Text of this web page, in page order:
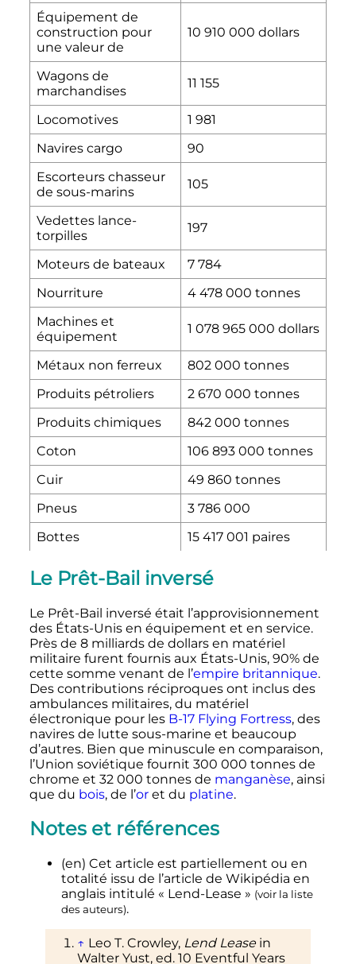
Équipement de
construction pour
une valeur de
10 910 000 dollars
Wagons de
marchandises
11 155
Locomotives
1 981
Navires cargo
90
Escorteurs chasseur
de sous-marins
105
Vedettes lance-
torpilles
197
Moteurs de bateaux
7 784
Nourriture
4 478 000 tonnes
Machines et
équipement
1 078 965 000 dollars
Métaux non ferreux
802 000 tonnes
Produits pétroliers
2 670 000 tonnes
Produits chimiques
842 000 tonnes
Coton
106 893 000 tonnes
Cuir
49 860 tonnes
Pneus
3 786 000
Bottes
15 417 001 paires
Le Prêt-Bail inversé
Le Prêt-Bail inversé était l’approvisionnement
des États-Unis en équipement et en service.
Près de 8 milliards de dollars en matériel
militaire furent fournis aux États-Unis, 90% de
cette somme venant de l’empire britannique.
Des contributions réciproques ont inclus des
ambulances militaires, du matériel
électronique pour les B-17 Flying Fortress, des
navires de lutte sous-marine et beaucoup
d’autres. Bien que minuscule en comparaison,
l’Union soviétique fournit 300 000 tonnesde
chrome et 32 000 tonnesde manganèse, ainsi
que du bois, de l’oret du platine.
Notes et références
(en) Cet article est partiellement ou en
totalité issu de l’article de Wikipédia en
anglais intitulé « Lend-Lease » (voir la liste
des auteurs).
↑ Leo T. Crowley, Lend Leasein
Walter Yust, ed. 10 Eventful Years